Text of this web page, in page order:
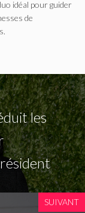
idéal pour guider
de
les
SUIVANT